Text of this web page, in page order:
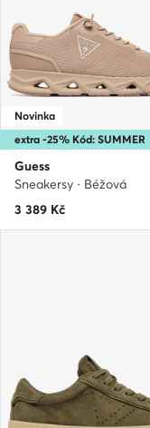
extra -25% Kód: SUMMER
Novinka
Guess
Sneakersy · Béžová
3 389 Kč